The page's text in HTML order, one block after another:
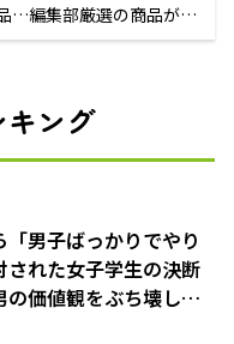
…編集部厳選の商品が買
ング
男子ばっかりでやり
れた女子学生の決断
の価値観をぶち壊した